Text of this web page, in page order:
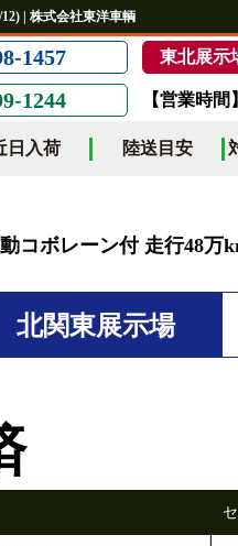
| 株式会社東洋車輌
1457 東北展示
1244 【営業時
日入荷 陸送目安
ボレーン付 走行48万
北関東展示場